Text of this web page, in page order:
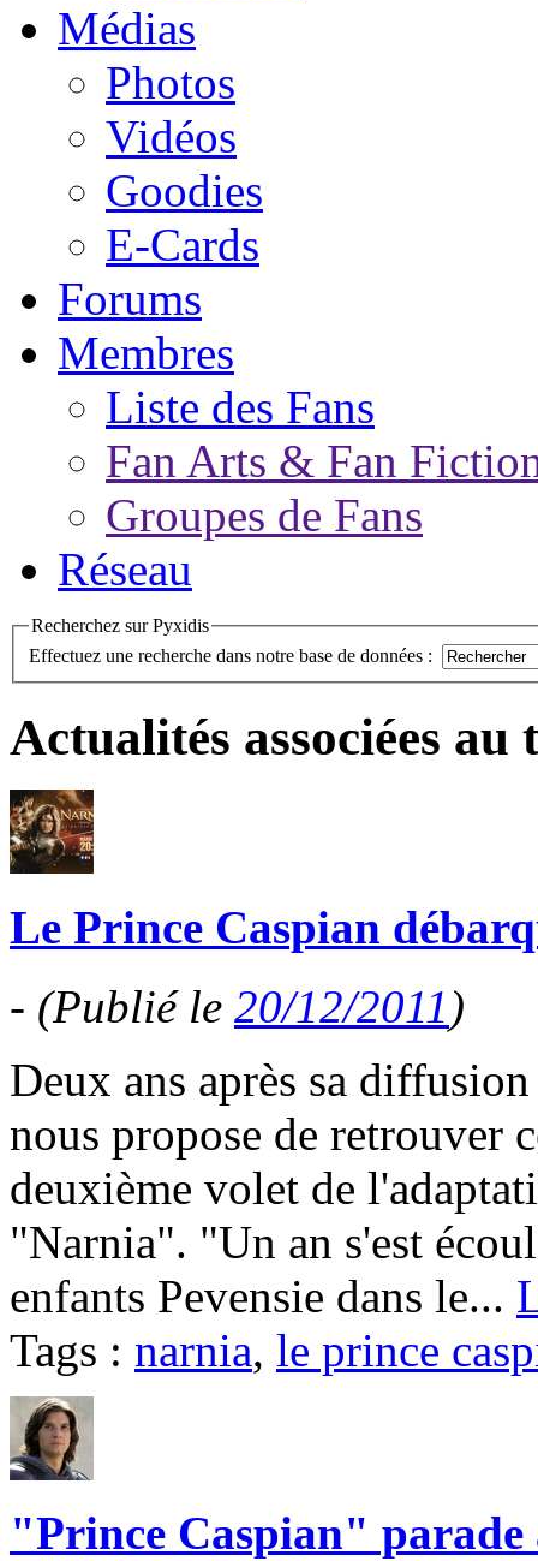
Médias
Photos
Vidéos
Goodies
E-Cards
Forums
Membres
Liste des Fans
Fan Arts & Fan
Groupes de Fans
Réseau
Recherchez sur Pyxidis
Effectuez une recherche dans notre base de données :
Actualités associées au
Le Prince Caspian
- (Publié le 20/12/2011 )
Deux ans après sa
nous propose de retrouver
deuxième volet de
"Narnia". "Un an s'est
enfants Pevensie dans le...
Tags : narnia, le prince
"Prince Caspian" parade